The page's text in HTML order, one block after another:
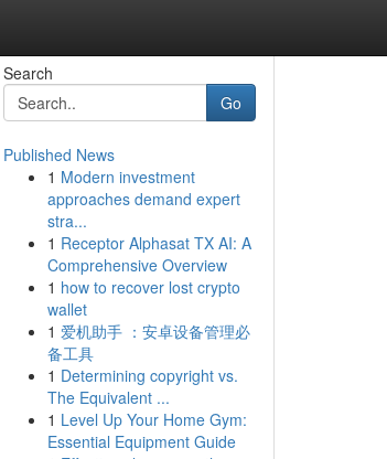
Search
Go
Published News
1 Modern investment
approaches demand expert
stra...
1 Receptor Alphasat TX AI: A
Comprehensive Overview
1 how to recover lost crypto
wallet
1 爱机助手 ：安卓设备管理必
备工具
1 Determining copyright vs.
The Equivalent ...
1 Level Up Your Home Gym:
Essential Equipment Guide